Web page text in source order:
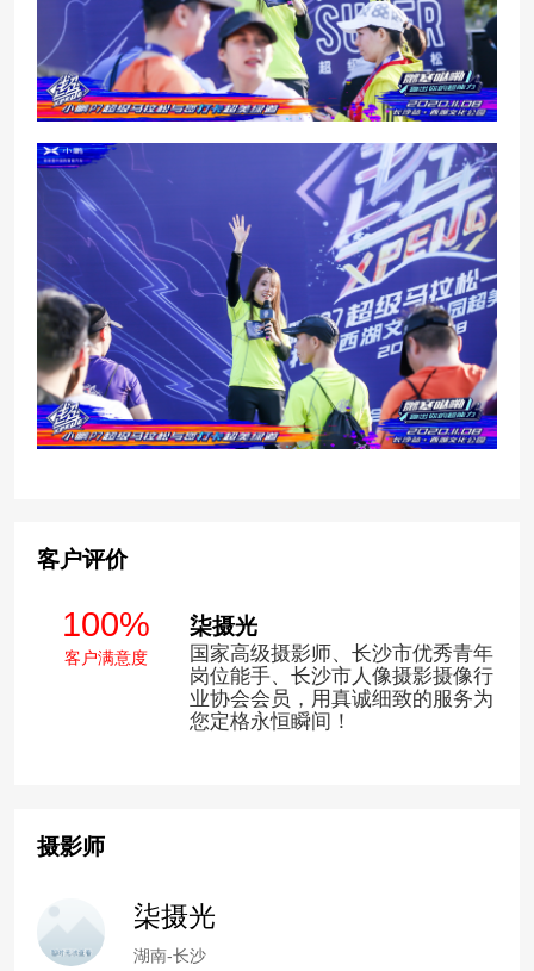
客户评价
100%
客户满意度
柒摄光
国家高级摄影师、长沙市优秀青年
岗位能手、长沙市人像摄影摄像行
业协会会员，用真诚细致的服务为
您定格永恒瞬间！
摄影师
柒摄光
湖南-长沙